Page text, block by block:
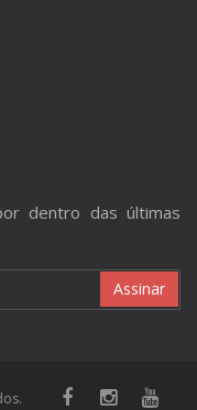
dentro das últimas
Assinar